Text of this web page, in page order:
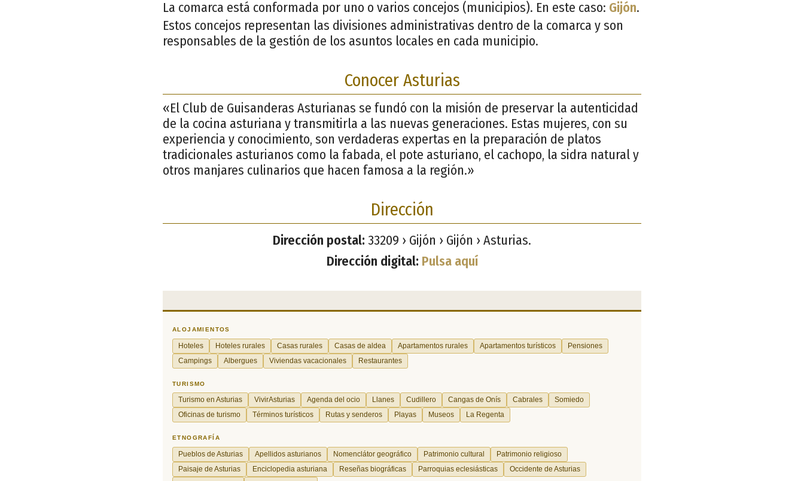
La comarca está conformada por uno o varios concejos (municipios). En este caso: Gijón.
Estos concejos representan las divisiones administrativas dentro de la comarca y son
responsables de la gestión de los asuntos locales en cada municipio.
Conocer Asturias
«El Club de Guisanderas Asturianas se fundó con la misión de preservar la autenticidad
de la cocina asturiana y transmitirla a las nuevas generaciones. Estas mujeres, con su
experiencia y conocimiento, son verdaderas expertas en la preparación de platos
tradicionales asturianos como la fabada, el pote asturiano, el cachopo, la sidra natural y
otros manjares culinarios que hacen famosa a la región.»
Dirección
Dirección postal: 33209 › Gijón › Gijón › Asturias.
Dirección digital: Pulsa aquí